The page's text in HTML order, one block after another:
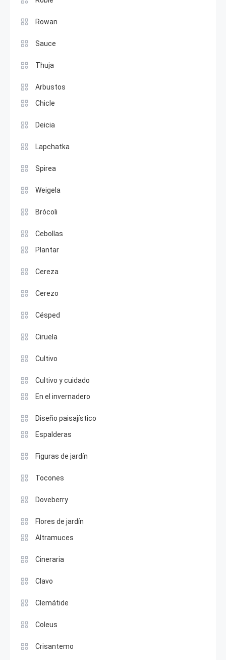
Rowan
Sauce
Thuja
Arbustos
Chicle
Deicia
Lapchatka
Spirea
Weigela
Brócoli
Cebollas
Plantar
Cereza
Cerezo
Césped
Ciruela
Cultivo
Cultivo y cuidado
En el invernadero
Diseño paisajístico
Espalderas
Figuras de jardín
Tocones
Doveberry
Flores de jardín
Altramuces
Cineraria
Clavo
Clemátide
Coleus
Crisantemo